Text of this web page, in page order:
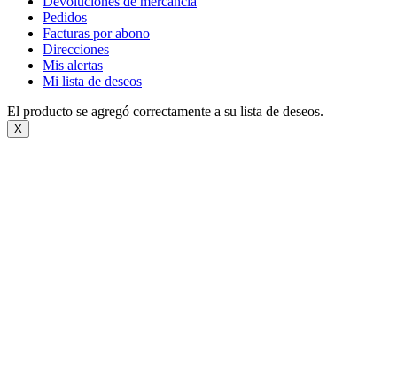
Pedidos
Facturas por abono
Direcciones
Mis alertas
Mi lista de deseos
El producto se agregó correctamente a su lista de deseos.
X